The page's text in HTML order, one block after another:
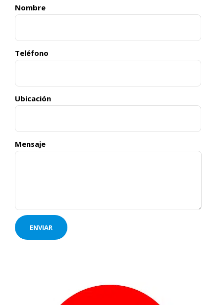
Nombre
Teléfono
Ubicación
Mensaje